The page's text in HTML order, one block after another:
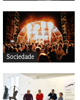
Sociedade